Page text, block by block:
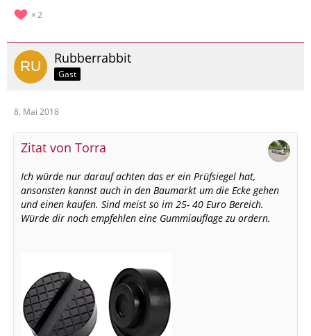
2
Rubberrabbit
Gast
8. Mai 2018
Zitat von Torra
Ich würde nur darauf achten das er ein Prüfsiegel hat,
ansonsten kannst auch in den Baumarkt um die Ecke gehen
und einen kaufen. Sind meist so im 25- 40 Euro Bereich.
Würde dir noch empfehlen eine Gummiauflage zu ordern.